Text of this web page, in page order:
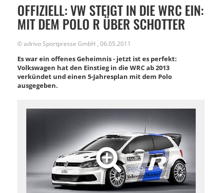
OFFIZIELL: VW STEIGT IN DIE WRC EIN:
MIT DEM POLO R ÜBER SCHOTTER
©adrivo Sportpresse GmbH , 06.05.2011
Es war ein offenes Geheimnis - jetzt ist es perfekt:
Volkswagen hat den Einstieg in die WRC ab 2013
verkündet und einen 5-Jahresplan mit dem Polo
ausgegeben.